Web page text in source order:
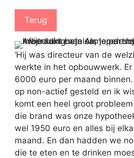
Terug
‘Hij was directeur van de
werkte in het opbouwwerk.
6000 euro per maand
op non-actief gesteld en ik
komt een heel groot
die brand was onze
wel 1950 euro en alles bij
maand. En dan hadden we
die te eten en te drinken